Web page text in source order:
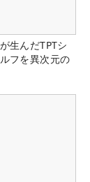
生んだTPTシ
フを異次元の